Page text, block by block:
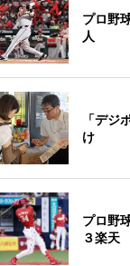
プロ野
人
「デジ
け
プロ野
３楽天